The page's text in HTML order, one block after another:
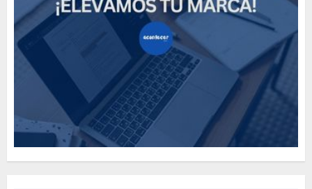
Need to Know About the
Classic Cars in a Retro